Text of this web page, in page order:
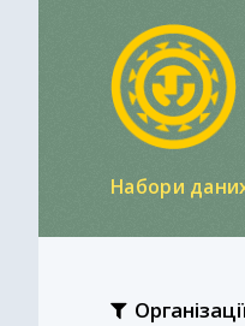
Набори